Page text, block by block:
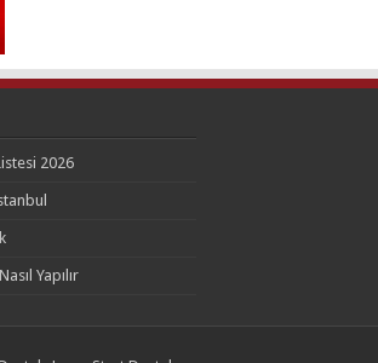
2026
Yapılır